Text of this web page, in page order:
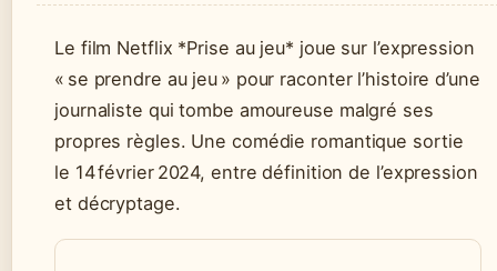
Le film Netflix *Prise au jeu* joue sur l’expression
« se prendre au jeu » pour raconter l’histoire d’une
journaliste qui tombe amoureuse malgré ses
propres règles. Une comédie romantique sortie
le 14 février 2024, entre définition de l’expression
et décryptage.